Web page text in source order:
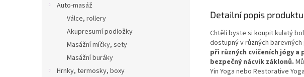
Auto-masáž
Válce, rollery
Akupresurní podložky
Masážní míčky, sety
Masážní buráky
Hrnky, termosky, boxy
Detailní popis produktu
Chtěli byste si koupit kulatý
dostupný v různých
při různých cvičeních jógy a
bezpečný nácvik záklonů.
Yin Yoga nebo Restorative